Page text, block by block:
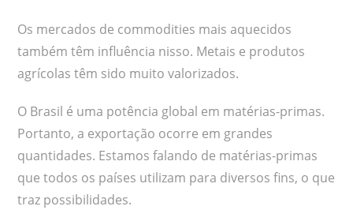
Os mercados de commodities mais aquecidos
também têm influência nisso. Metais e produtos
agrícolas têm sido muito valorizados.
O Brasil é uma potência global em matérias-primas.
Portanto, a exportação ocorre em grandes
quantidades. Estamos falando de matérias-primas
que todos os países utilizam para diversos fins, o que
traz possibilidades.